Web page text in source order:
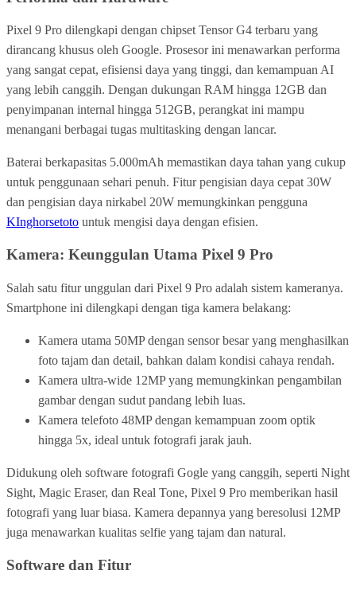
Pixel 9 Pro dilengkapi dengan chipset Tensor G4 terbaru yang
dirancang khusus oleh Google. Prosesor ini menawarkan performa
yang sangat cepat, efisiensi daya yang tinggi, dan kemampuan AI
yang lebih canggih. Dengan dukungan RAM hingga 12GB dan
penyimpanan internal hingga 512GB, perangkat ini mampu
menangani berbagai tugas multitasking dengan lancar.
Baterai berkapasitas 5.000mAh memastikan daya tahan yang cukup
untuk penggunaan sehari penuh. Fitur pengisian daya cepat 30W
dan pengisian daya nirkabel 20W memungkinkan pengguna
KInghorsetoto untuk mengisi daya dengan efisien.
Kamera: Keunggulan Utama Pixel 9 Pro
Salah satu fitur unggulan dari Pixel 9 Pro adalah sistem kameranya.
Smartphone ini dilengkapi dengan tiga kamera belakang:
Kamera utama 50MP dengan sensor besar yang menghasilkan
foto tajam dan detail, bahkan dalam kondisi cahaya rendah.
Kamera ultra-wide 12MP yang memungkinkan pengambilan
gambar dengan sudut pandang lebih luas.
Kamera telefoto 48MP dengan kemampuan zoom optik
hingga 5x, ideal untuk fotografi jarak jauh.
Didukung oleh software fotografi Gogle yang canggih, seperti Night
Sight, Magic Eraser, dan Real Tone, Pixel 9 Pro memberikan hasil
fotografi yang luar biasa. Kamera depannya yang beresolusi 12MP
juga menawarkan kualitas selfie yang tajam dan natural.
Software dan Fitur